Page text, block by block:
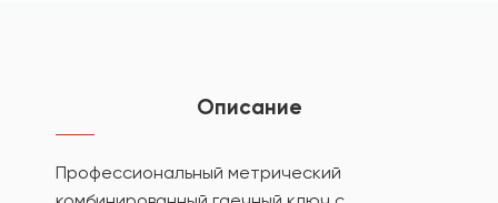
Описание
Профессиональный метрический